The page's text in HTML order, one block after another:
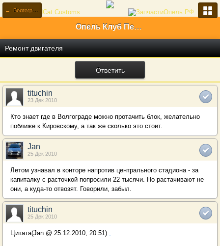
← Волгоградская область (34)
Опель Клуб Первый Российский
Ремонт двигателя
Ответить
tituchin
23 Дек 2010
Кто знает где в Волгограде можно протачить блок, желательно
поближе к Кировскому, а так же сколько это стоит.
Jan
25 Дек 2010
Летом узнавал в конторе напротив центрального стадиона - за
капиталку с расточкой попросили 22 тысячи. Но растачивают не
они, а куда-то отвозят. Говорили, забыл.
tituchin
25 Дек 2010
Цитата(Jan @ 25.12.2010, 20:51)